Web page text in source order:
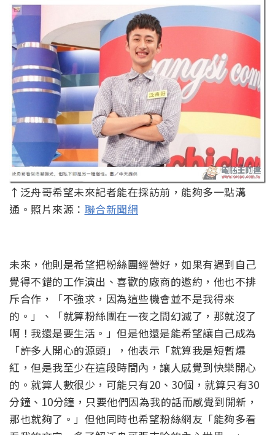
↑泛舟哥希望未來記者能在採訪前，能夠多一點溝
通。照片來源： 聯合新聞網
未來，他則是希望把粉絲團經營好，如果有遇到自己
覺得不錯的工作演出、喜歡的廠商的邀約，他也不排
斥合作，「不強求，因為這些機會並不是我得來
的。」、「就算粉絲團在一夜之間幻滅了，那就沒了
啊！我還是要生活。」但是他還是能希望讓自己成為
「許多人開心的源頭」，他表示「就算我是短暫爆
紅，但是我至少在這段時間內，讓人感覺到快樂開心
的。就算人數很少，可能只有20、30個，就算只有30
分鐘、10分鐘，只要他們因為我的話而感覺到開新，
那也就夠了。」但他同時也希望粉絲網友「能夠多看